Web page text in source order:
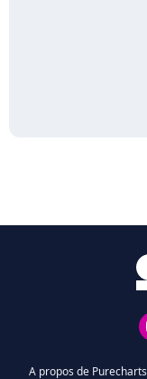
A propos de Purecharts